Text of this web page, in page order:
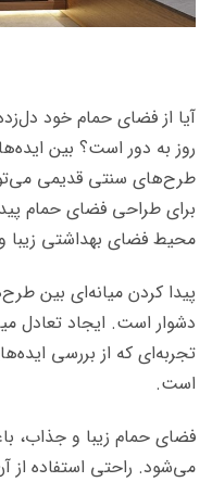
آیا از فضای حمام خود
روز به دور است؟ بین
طرح‌های سنتی قدیمی
برای طراحی فضای حمام
محیط فضای بهداشتی
پیدا کردن میانه‌ای بین
دشوار است. ایجاد تعادل
تجربه‌ای که از بررسی
است.
فضای حمام زیبا و جذاب،
می‌شود. راحتی استفاده از